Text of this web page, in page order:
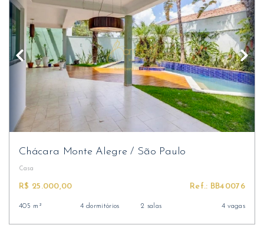
Chácara Monte Alegre/ São Paulo
Casa
R$ 25.000,00 Ref.: BB40076
405 m² 4 dormitórios 2 salas 4 vagas